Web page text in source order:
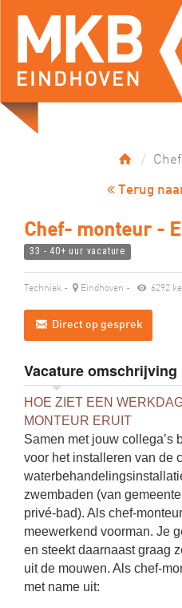
Terug
Chef- monteur -
33 - 40+ uur vacature
Techniek - Eindhoven - 6292
Direct op gesprek
Vacature omschrijving
HOE ZIET EEN
MONTEUR ERUIT
Samen met jouw collega’s
voor het installeren van de
zwembaden (van
privé-bad). Als chef-
meewerkend voorman. Je
en steekt daarnaast graag
uit de mouwen. Als chef-
met name uit: